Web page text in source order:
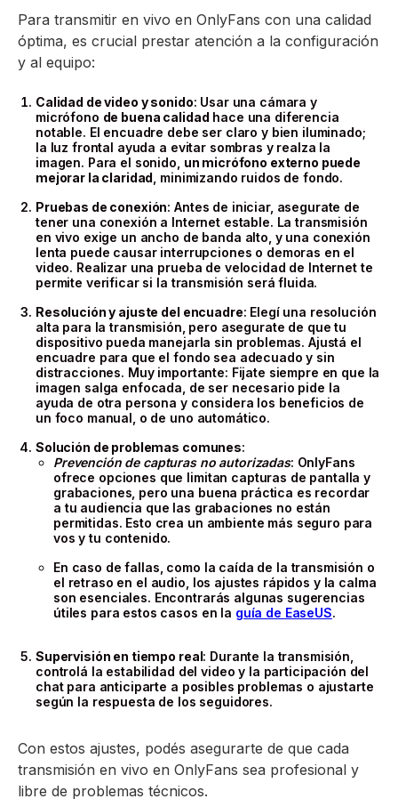
Para transmitir en vivo en OnlyFans con una calidad
óptima, es crucial prestar atención a la configuración
y al equipo:
Calidad de video y sonido: Usar una cámara y
micrófono de buena calidad hace una diferencia
notable. El encuadre debe ser claro y bien iluminado;
la luz frontal ayuda a evitar sombras y realza la
imagen. Para el sonido, un micrófono externo puede
mejorar la claridad , minimizando ruidos de fondo.
Pruebas de conexión: Antes de iniciar, asegurate de
tener una conexión a Internet estable. La transmisión
en vivo exige un ancho de banda alto, y una conexión
lenta puede causar interrupciones o demoras en el
video. Realizar una prueba de velocidad de Internet te
permite verificar si la transmisión será fluida.
Resolución y ajuste del encuadre: Elegí una resolución
alta para la transmisión, pero asegurate de que tu
dispositivo pueda manejarla sin problemas. Ajustá el
encuadre para que el fondo sea adecuado y sin
distracciones. Muy importante: Fijate siempre en que la
imagen salga enfocada, de ser necesario pide la
ayuda de otra persona y considera los beneficios de
un foco manual, o de uno automático.
Solución de problemas comunes:
Prevención de capturas no autorizadas: OnlyFans
ofrece opciones que limitan capturas de pantalla y
grabaciones, pero una buena práctica es recordar
a tu audiencia que las grabaciones no están
permitidas. Esto crea un ambiente más seguro para
vos y tu contenido.
En caso de fallas, como la caída de la transmisión o
el retraso en el audio, los ajustes rápidos y la calma
son esenciales. Encontrarás algunas sugerencias
útiles para estos casos en la guía de EaseUS.
Supervisión en tiempo real: Durante la transmisión,
controlá la estabilidad del video y la participación del
chat para anticiparte a posibles problemas o ajustarte
según la respuesta de los seguidores.
Con estos ajustes, podés asegurarte de que cada
transmisión en vivo en OnlyFans sea profesional y
libre de problemas técnicos.